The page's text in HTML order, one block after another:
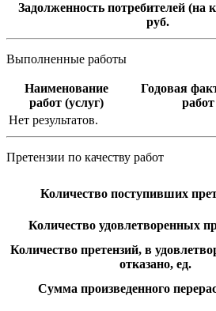
Задолженность потребителей (на
руб.
Выполненные работы
Наименование
работ (услуг)
Годовая
Нет результатов.
Претензии по качеству работ
Количество поступивших
Количество удовлетворенных
Количество претензий, в
отказано, ед.
Сумма произведенного